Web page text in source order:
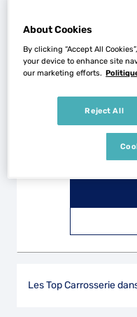
2 Route de
62240
Ouvert
Les Top Carrosserie
About Cookies
By clicking “Accept All
your device to enhance site
our marketing efforts.
Reject All